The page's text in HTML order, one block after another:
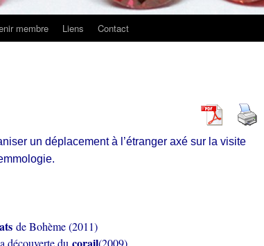
membre Liens Contact
un déplacement à l’étranger axé sur la visite
de Bohème (2011)
découverte du (2009)